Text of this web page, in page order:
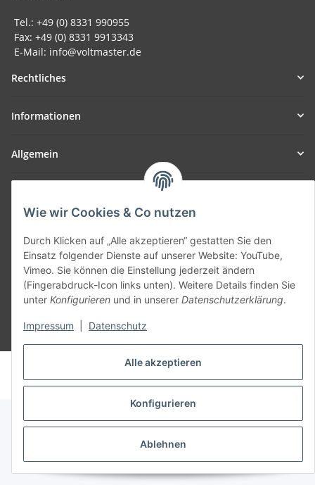
Alle akzeptieren
Konfigurieren
Ablehnen
Wie wir Cookies & Co nutzen
Durch Klicken auf „Alle akzeptieren“ gestatten Sie den
Einsatz folgender Dienste auf unserer Website: YouTube,
Vimeo. Sie können die Einstellung jederzeit ändern
(Fingerabdruck-Icon links unten). Weitere Details finden Sie
unter Konfigurieren und in unserer Datenschutzerklärung.
Impressum Datenschutz
Tel.: +49 (0) 8331 990955
Fax: +49 (0) 8331 9913343
E-Mail: info@voltmaster.de
Rechtliches
Informationen
Allgemein
SmoliTec - Safety. Simplified. Worldwide. ( B2B Shop )
Vertrag widerrufen
* Alle Preise inkl. gesetzlicher USt., zzgl.
© voltmaster.de
Powered byJTL-Shop